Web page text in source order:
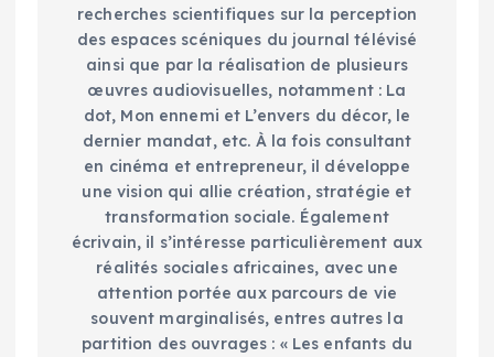
recherches scientifiques sur la perception
des espaces scéniques du journal télévisé
ainsi que par la réalisation de plusieurs
œuvres audiovisuelles, notamment : La
dot, Mon ennemi et L’envers du décor, le
dernier mandat, etc. À la fois consultant
en cinéma et entrepreneur, il développe
une vision qui allie création, stratégie et
transformation sociale. Également
écrivain, il s’intéresse particulièrement aux
réalités sociales africaines, avec une
attention portée aux parcours de vie
souvent marginalisés, entres autres la
partition des ouvrages : « Les enfants du